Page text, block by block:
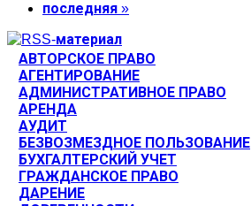
последняя »
АВТОРСКОЕ ПРАВО
АГЕНТИРОВАНИЕ
АДМИНИСТРАТИВНОЕ ПРАВО
АРЕНДА
АУДИТ
БЕЗВОЗМЕЗДНОЕ ПОЛЬЗОВАНИЕ
БУХГАЛТЕРСКИЙ УЧЕТ
ГРАЖДАНСКОЕ ПРАВО
ДАРЕНИЕ